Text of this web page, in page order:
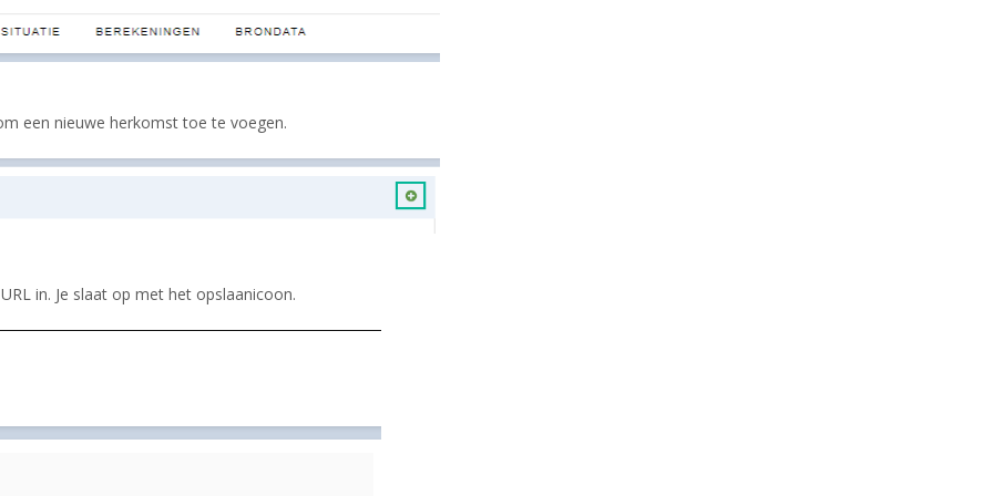
een nieuwe herkomst toe te voegen.
in. Je slaat op met het opslaanicoon.